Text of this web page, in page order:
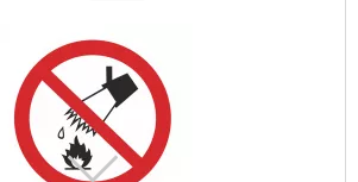
(Запрещается тушить водой)
23 ₽